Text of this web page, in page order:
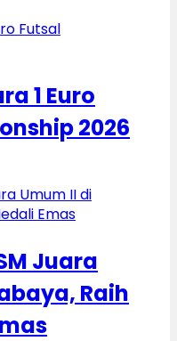
1 Euro
2026
Juara
Raih